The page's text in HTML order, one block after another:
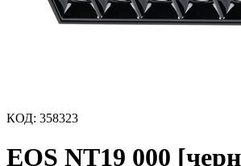
КОД: 358323
EOS NT19 000